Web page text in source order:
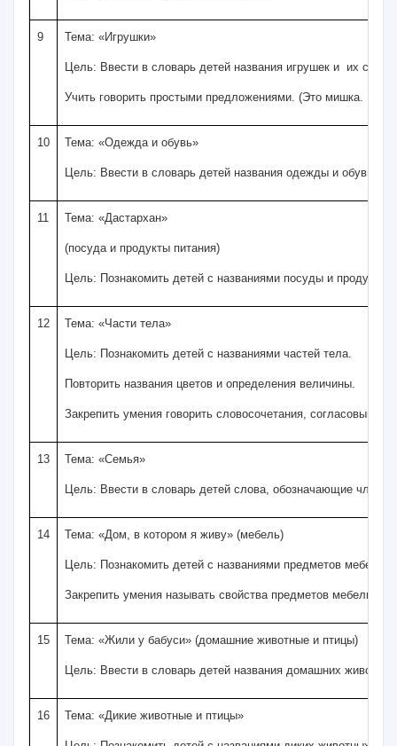
9 Тема: «Игрушки»
Цель: Ввести в словарь детей названия игрушек и их
Учить говорить простыми предложениями. (Это мишка.
10 Тема: «Одежда и обувь»
Цель: Ввести в словарь детей названия одежды и обуви.
11 Тема: «Дастархан»
(посуда и продукты питания)
Цель: Познакомить детей с названиями посуды и
12 Тема: «Части тела»
Цель: Познакомить детей с названиями частей тела.
Повторить названия цветов и определения величины.
Закрепить умения говорить словосочетания,
13 Тема: «Семья»
Цель: Ввести в словарь детей слова, обозначающие
14 Тема: «Дом, в котором я живу» (мебель)
Цель: Познакомить детей с названиями предметов мебели
Закрепить умения называть свойства предметов мебели
15 Тема: «Жили у бабуси» (домашние животные и птицы)
Цель: Ввести в словарь детей названия домашних
16 Тема: «Дикие животные и птицы»